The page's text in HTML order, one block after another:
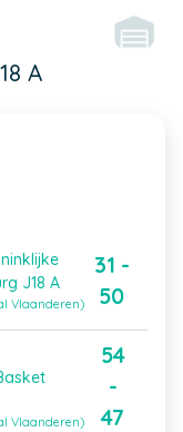
A
J18 A
Vlaanderen)
31 -
50
Vlaanderen)
54
-
47